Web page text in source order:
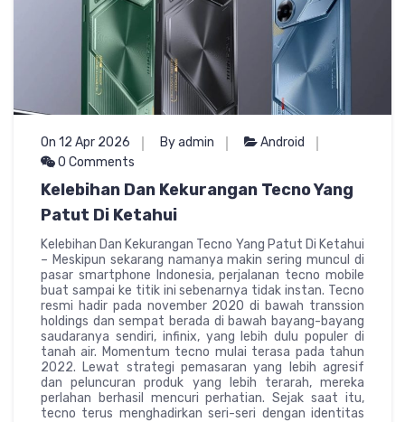
On 12 Apr 2026 By admin
Android
0 Comments
Kelebihan Dan Kekurangan Tecno Yang
Patut Di Ketahui
Kelebihan Dan Kekurangan Tecno Yang Patut Di Ketahui
– Meskipun sekarang namanya makin sering muncul di
pasar smartphone Indonesia, perjalanan tecno mobile
buat sampai ke titik ini sebenarnya tidak instan. Tecno
resmi hadir pada november 2020 di bawah transsion
holdings dan sempat berada di bawah bayang-bayang
saudaranya sendiri, infinix, yang lebih dulu populer di
tanah air. Momentum tecno mulai terasa pada tahun
2022. Lewat strategi pemasaran yang lebih agresif
dan peluncuran produk yang lebih terarah, mereka
perlahan berhasil mencuri perhatian. Sejak saat itu,
tecno terus menghadirkan seri-seri dengan identitas